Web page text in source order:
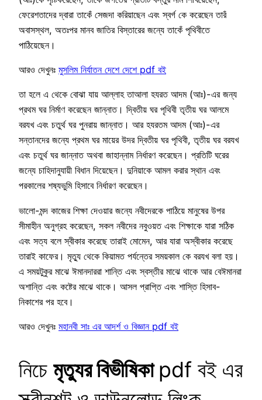
ফেরেশতাদের দ্বারা তাকেঁ সেজদা করিয়াছেন এবং স্বর্গ কে করেছেন তারঁ
অবাসস্থল, অতঃপর মানব জাতির বিস্তারের জন্যে তাকেঁ পৃথিবীতে
পাঠিয়েছেন।
আরও দেখুনঃ মুসলিম নির্যাতন দেশে দেশে pdf বই
তা হলে এ থেকে বোঝা যায় আল্লাহ তাআলা হযরত আদম (আঃ)-এর জন্য
প্রথম ঘর নির্মাণ করেছেন জান্নাত। দ্বিতীয় ঘর পৃথিবী তৃতীয় ঘর আলমে
বরযখ এবং চতুর্থ ঘর পুনরায় জান্নাত। আর হযরতম আদম (আঃ)-এর
সন্তানদের জন্যে প্রথম ঘর মায়ের উদর দ্বিতীয় ঘর পৃথিবী, তৃতীয় ঘর বরযখ
এবং চতুর্থ ঘর জান্নাত অথবা জাহান্নাম নির্ধারণ করেছেন। প্রতিটি ঘরের
জন্যে চাহিদানুযায়ী বিধান দিয়েছেন। দুনিয়াকে আমল করার স্থান এবং
পরকালের শষ্যভুমি হিসাবে নির্ধারণ করেছেন।
ভালো-মন্দ কাজের শিক্ষা দেওয়ার জন্যে নবীদেরকে পাঠিয়ে মানুষের উপর
সীমাহীন অনুগ্রহ করেছেন, সকল নবীদের নবুওয়ত এবং শিক্ষাকে যারা সঠিক
এবং সত্য বলে স্বীকার করেছে তারাই মোমেন, আর যারা অস্বীকার করেছে
তারাই কাফের। মৃত্যু থেকে কিয়ামত পর্যন্তের সময়কাল কে বরযখ বলা হয়।
এ সময়টুকুর মাঝে ঈমানদাররা শান্তি এবং স্বস্তীর মাঝে থাকে আর বেঈমানরা
অশান্তি এবং কষ্টের মাঝে থাকে। আসল প্রাপ্তি এবং শাস্তি হিসাব-
নিকাশের পর হবে।
আরও দেখুনঃ মহানবী সাঃ এর আদর্শ ও বিজ্ঞান pdf বই
নিচে মৃত্যুর বিভীষিকা pdf বই এর